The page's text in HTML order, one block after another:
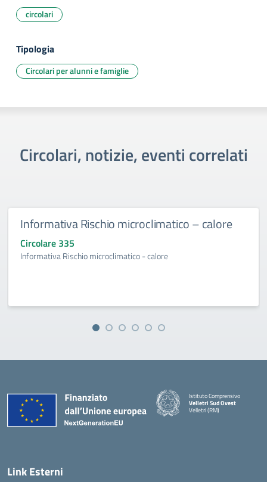
circolari
Tipologia
Circolari per alunni e famiglie
Circolari, notizie, eventi correlati
Informativa Rischio microclimatico – calore
Circolare 335
Informativa Rischio microclimatico - calore
Istituto Comprensivo
Velletri Sud Ovest
Velletri (RM)
Link Esterni